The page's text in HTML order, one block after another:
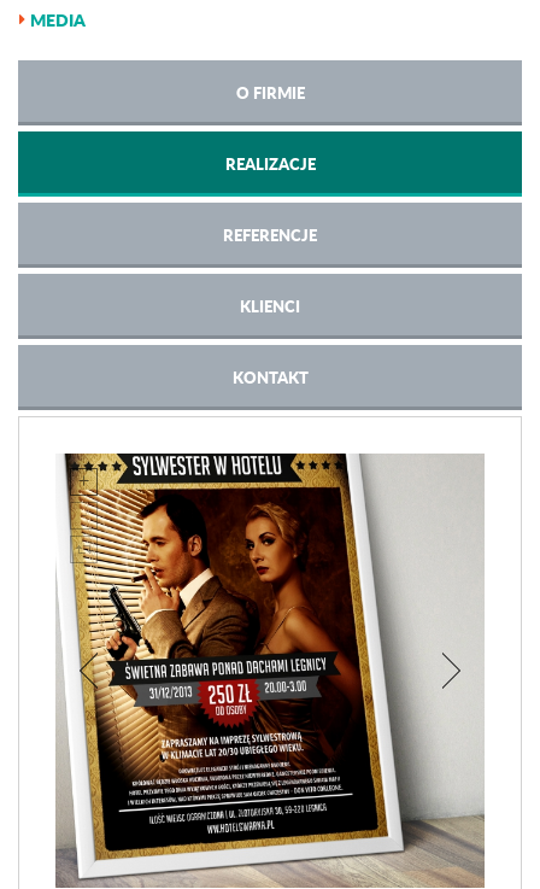
MEDIA
O FIRMIE
REALIZACJE
REFERENCJE
KLIENCI
KONTAKT